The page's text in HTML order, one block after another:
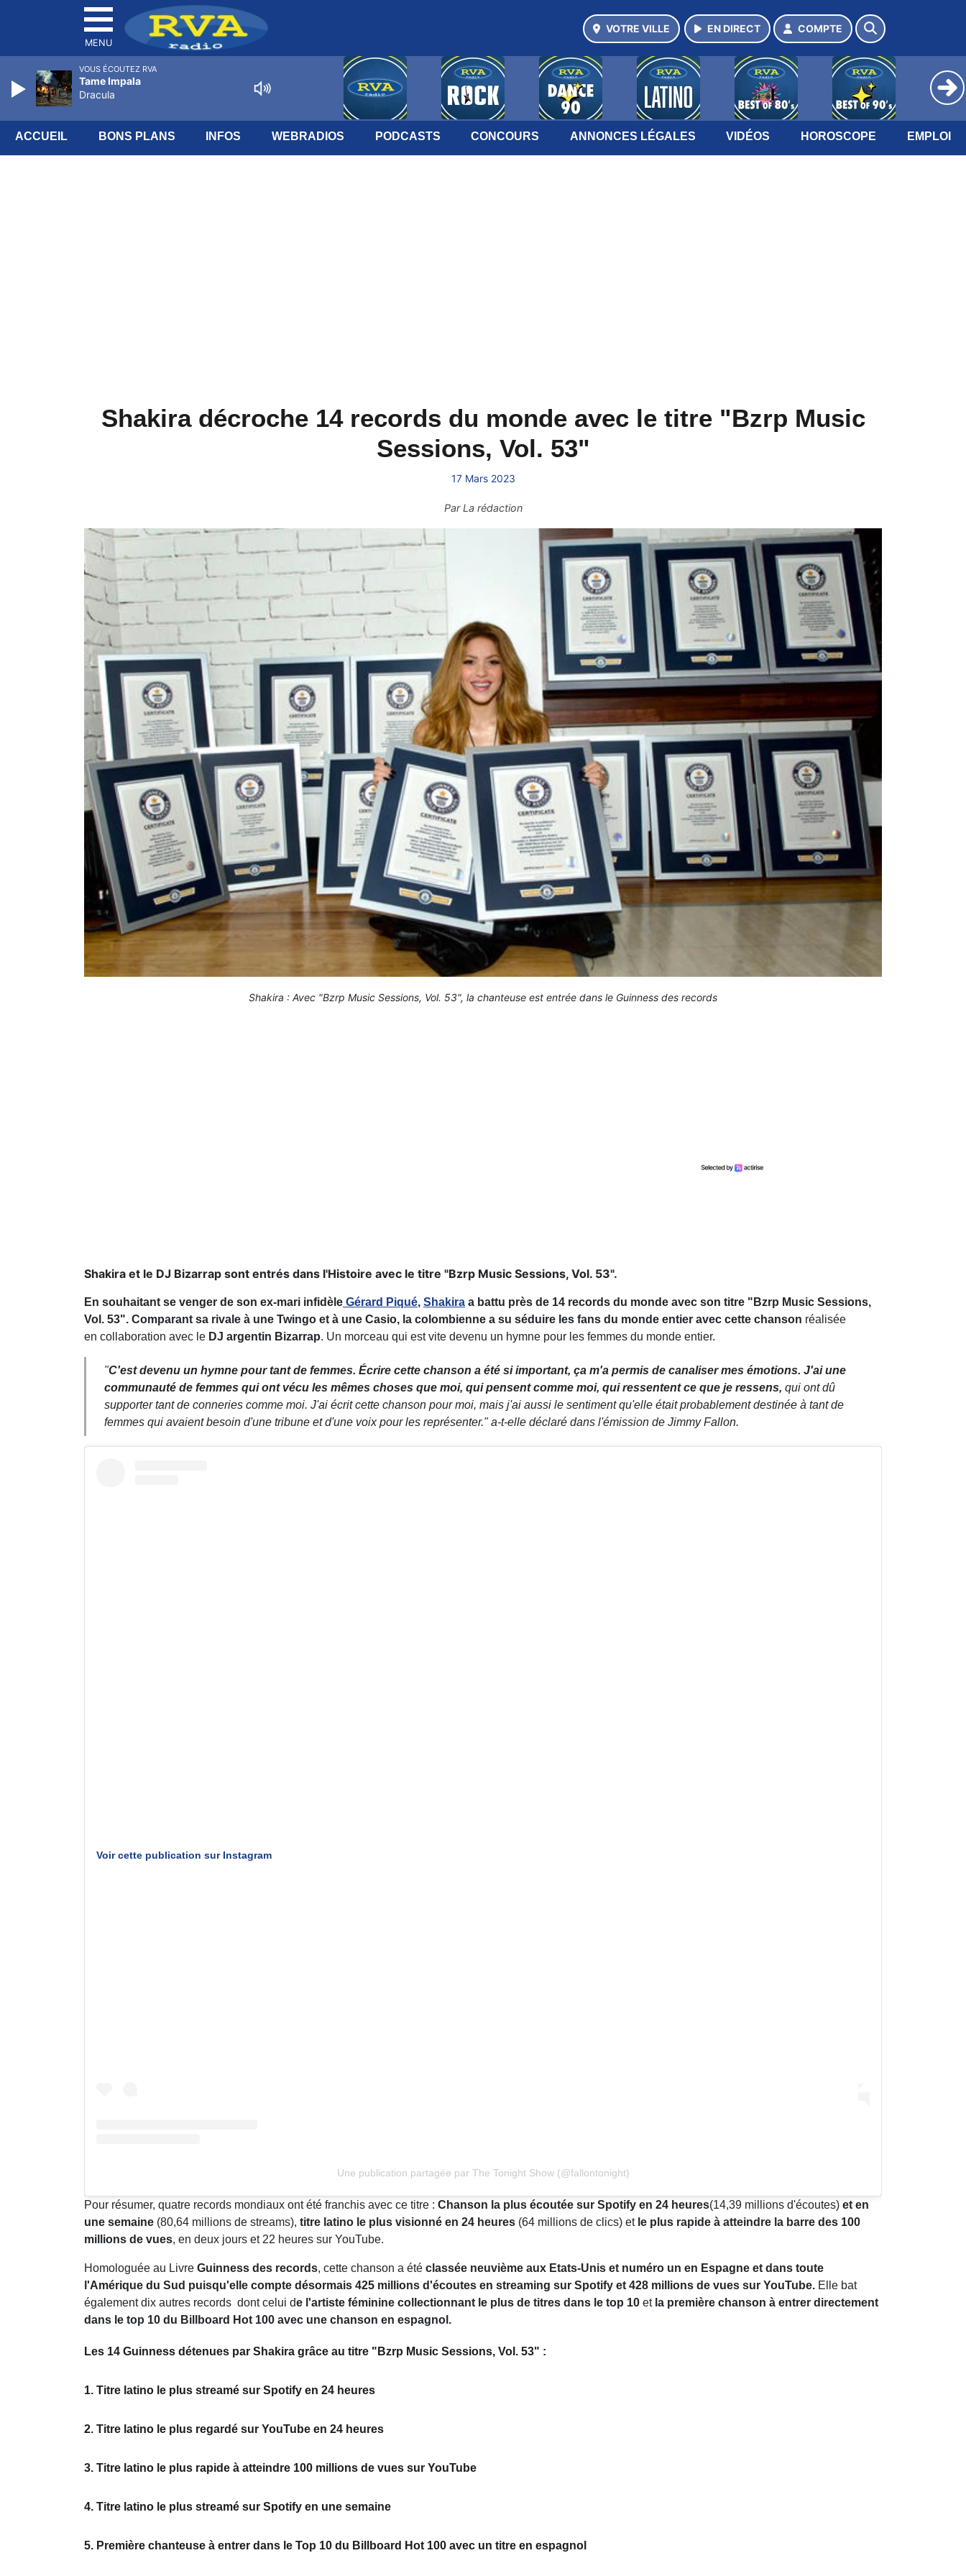
MENU
VOTRE VILLE EN DIRECT COMPTE
ACCUEIL BONS PLANS INFOS WEBRADIOS PODCASTS CONCOURS ANNONCES LÉGALES VIDÉOS HOROSCOPE EMPLOI
Shakira décroche 14 records du monde avec le titre "Bzrp Music
Sessions, Vol. 53"
17 Mars 2023
ParLa rédaction
Shakira : Avec "Bzrp Music Sessions, Vol. 53", la chanteuse est entrée dans le Guinness des records
Shakira et le DJ Bizarrap sont entrés dans l'Histoire avec le titre "Bzrp Music Sessions, Vol. 53".
En souhaitant se venger de son ex-mari infidèle Gérard Piqué, Shakira a battu près de 14 records du monde avec son titre "Bzrp Music Sessions,
Vol. 53". Comparant sa rivale à une Twingo et à une Casio, la colombienne a su séduire les fans du monde entier avec cette chanson réalisée
en collaboration avec le DJ argentin Bizarrap. Un morceau qui est vite devenu un hymne pour les femmes du monde entier.
"C'est devenu un hymne pour tant de femmes. Écrire cette chanson a été si important, ça m'a permis de canaliser mes émotions. J'ai une
communauté de femmes qui ont vécu les mêmes choses que moi, qui pensent comme moi, qui ressentent ce que je ressens, qui ont dû
supporter tant de conneries comme moi. J'ai écrit cette chanson pour moi, mais j'ai aussi le sentiment qu'elle était probablement destinée à tant de
femmes qui avaient besoin d'une tribune et d'une voix pour les représenter." a-t-elle déclaré dans l'émission de Jimmy Fallon.
Voir cette publication sur Instagram
Une publication partagée par The Tonight Show (@fallontonight)
Pour résumer, quatre records mondiaux ont été franchis avec ce titre : Chanson la plus écoutée sur Spotify en 24 heures(14,39 millions d'écoutes) et en
une semaine (80,64 millions de streams), titre latino le plus visionné en 24 heures (64 millions de clics) etle plus rapide à atteindre la barre des 100
millions de vues, en deux jours et 22 heures sur YouTube.
Homologuée au Livre Guinness des records, cette chanson a été classée neuvième aux Etats-Unis et numéro un en Espagne et dans toute
l'Amérique du Sud puisqu'elle compte désormais 425 millions d'écoutes en streaming sur Spotify et 428 millions de vues sur YouTube. Elle bat
également dix autres records dont celui de l'artiste féminine collectionnant le plus de titres dans le top 10 etla première chanson à entrer directement
dans le top 10 du Billboard Hot 100 avec une chanson en espagnol.
Les 14 Guinness détenues par Shakira grâce au titre "Bzrp Music Sessions, Vol. 53" :
1. Titre latino le plus streamé sur Spotify en 24 heures
2. Titre latino le plus regardé sur YouTube en 24 heures
3. Titre latino le plus rapide à atteindre 100 millions de vues sur YouTube
4. Titre latino le plus streamé sur Spotify en une semaine
5. Première chanteuse à entrer dans le Top 10 du Billboard Hot 100 avec un titre en espagnol
VOUS ÉCOUTEZ RVA
Tame Impala
Dracula